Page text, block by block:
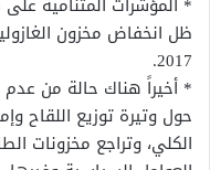
ظل انخفاض مخزون
2017.
* أخيراً هناك حالة من
حول وتيرة توزيع اللقاح
الكلي، وتراجع مخزونات